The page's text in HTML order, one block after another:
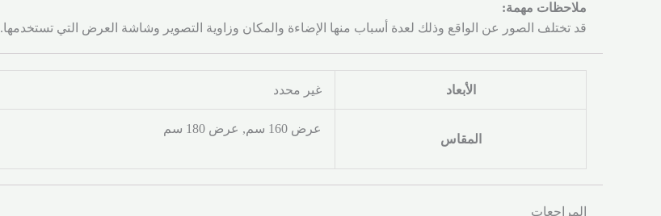
ملاحظات مهمة:
قد تختلف الصور عن الواقع وذلك لعدة أسباب منها الإضاءة والمكان وزاوية التصوير وشاشة العرض التي تستخدمها.
الأبعاد غير محدد
المقاس
عرض 160 سم, عرض 180 سم
المراجعات